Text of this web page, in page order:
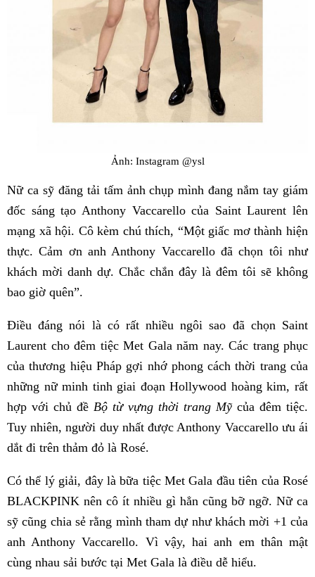
Ảnh: Instagram @ysl
Nữ ca sỹ đăng tải tấm ảnh chụp mình đang nắm tay giám
đốc sáng tạo Anthony Vaccarello của Saint Laurent lên
mạng xã hội. Cô kèm chú thích, “Một giấc mơ thành hiện
thực. Cảm ơn anh Anthony Vaccarello đã chọn tôi như
khách mời danh dự. Chắc chắn đây là đêm tôi sẽ không
bao giờ quên”.
Điều đáng nói là có rất nhiều ngôi sao đã chọn Saint
Laurent cho đêm tiệc Met Gala năm nay. Các trang phục
của thương hiệu Pháp gợi nhớ phong cách thời trang của
những nữ minh tinh giai đoạn Hollywood hoàng kim, rất
hợp với chủ đề Bộ từ vựng thời trang Mỹcủa đêm tiệc.
Tuy nhiên, người duy nhất được Anthony Vaccarello ưu ái
dắt đi trên thảm đỏ là Rosé.
Có thể lý giải, đây là bữa tiệc Met Gala đầu tiên của Rosé
BLACKPINK nên cô ít nhiều gì hẳn cũng bỡ ngỡ. Nữ ca
sỹ cũng chia sẻ rằng mình tham dự như khách mời +1 của
anh Anthony Vaccarello. Vì vậy, hai anh em thân mật
cùng nhau sải bước tại Met Gala là điều dễ hiểu.